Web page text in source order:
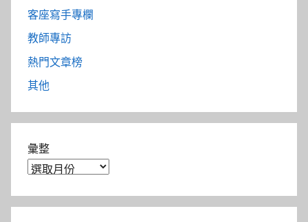
客座寫手專欄
教師專訪
熱門文章榜
其他
彙整